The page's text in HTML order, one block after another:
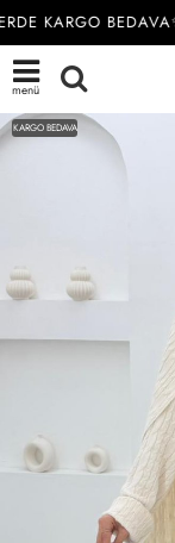
KARGO BEDAVA✨
menü
KARGO BEDAVA